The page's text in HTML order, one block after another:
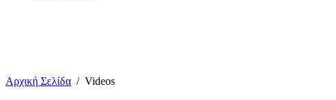
Αρχική Σελίδα / Videos